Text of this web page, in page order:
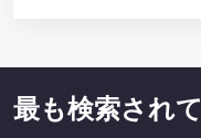
最も検索され